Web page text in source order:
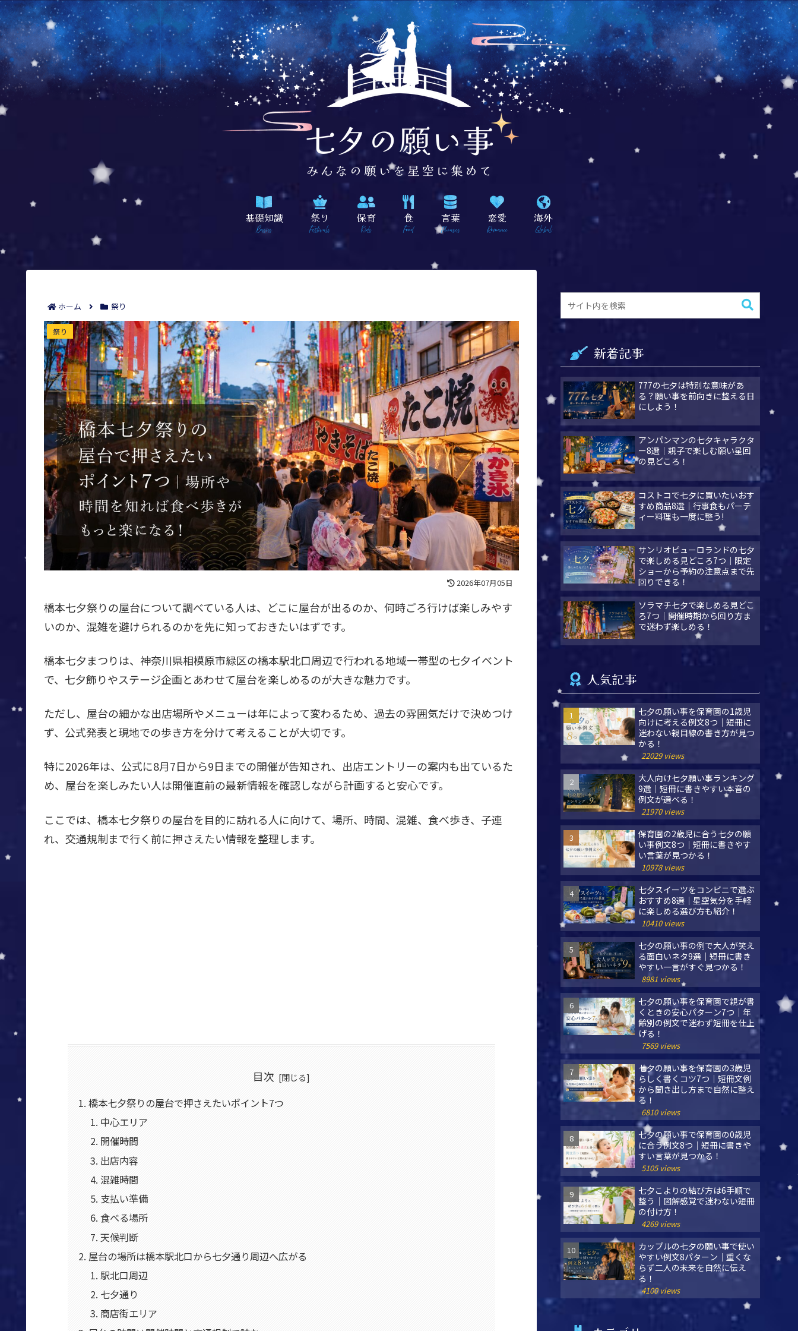
基礎知識
Basics
祭り
Festivals
保育
Kids
食
Food
言葉
Phrases
恋愛
Romance
海外
Global
ホーム 祭り
橋本七夕祭りの屋台で押さえたいポイント7つ｜場所や時間を知れば食べ歩きがもっと楽になる！
祭り
2026年07月05日
橋本七夕祭りの屋台について調べている人は、どこに屋台が出るのか、何時ごろ行けば楽しみやす
いのか、混雑を避けられるのかを先に知っておきたいはずです。
橋本七夕まつりは、神奈川県相模原市緑区の橋本駅北口周辺で行われる地域一帯型の七夕イベント
で、七夕飾りやステージ企画とあわせて屋台を楽しめるのが大きな魅力です。
ただし、屋台の細かな出店場所やメニューは年によって変わるため、過去の雰囲気だけで決めつけ
ず、公式発表と現地での歩き方を分けて考えることが大切です。
特に2026年は、公式に8月7日から9日までの開催が告知され、出店エントリーの案内も出ているた
め、屋台を楽しみたい人は開催直前の最新情報を確認しながら計画すると安心です。
ここでは、橋本七夕祭りの屋台を目的に訪れる人に向けて、場所、時間、混雑、食べ歩き、子連
れ、交通規制まで行く前に押さえたい情報を整理します。
目次
橋本七夕祭りの屋台で押さえたいポイント7つ
中心エリア
開催時間
出店内容
混雑時間
支払い準備
食べる場所
天候判断
屋台の場所は橋本駅北口から七夕通り周辺へ広がる
駅北口周辺
七夕通り
商店街エリア
新着記事
777の七夕は特別な意味があ
る？願い事を前向きに整える日
にしよう！
アンパンマンの七夕キャラクタ
ー8選｜親子で楽しむ願い星回
の見どころ！
コストコで七夕に買いたいおす
すめ商品8選｜行事食もパーテ
ィー料理も一度に整う!
サンリオピューロランドの七夕
で楽しめる見どころ7つ｜限定
ショーから予約の注意点まで先
回りできる！
ソラマチ七夕で楽しめる見どこ
ろ7つ｜開催時期から回り方ま
で迷わず楽しめる！
人気記事
七夕の願い事を保育園の1歳児
向けに考える例文8つ｜短冊に
迷わない親目線の書き方が見つ
かる！
22029 views
大人向け七夕願い事ランキング
9選｜短冊に書きやすい本音の
例文が選べる！
21970 views
保育園の2歳児に合う七夕の願
い事例文8つ｜短冊に書きやす
い言葉が見つかる！
10978 views
七夕スイーツをコンビニで選ぶ
おすすめ8選｜星空気分を手軽
に楽しめる選び方も紹介！
10410 views
七夕の願い事の例で大人が笑え
る面白いネタ9選｜短冊に書き
やすい一言がすぐ見つかる！
8981 views
七夕の願い事を保育園で親が書
くときの安心パターン7つ｜年
齢別の例文で迷わず短冊を仕上
げる！
7569 views
七夕の願い事を保育園の3歳児
らしく書くコツ7つ｜短冊文例
から聞き出し方まで自然に整え
る！
6810 views
七夕の願い事で保育園の0歳児
に合う例文8つ｜短冊に書きや
すい言葉が見つかる！
5105 views
七夕こよりの結び方は6手順で
整う｜図解感覚で迷わない短冊
の付け方！
4269 views
カップルの七夕の願い事で使い
やすい例文8パターン｜重くな
らず二人の未来を自然に伝え
る！
4100 views